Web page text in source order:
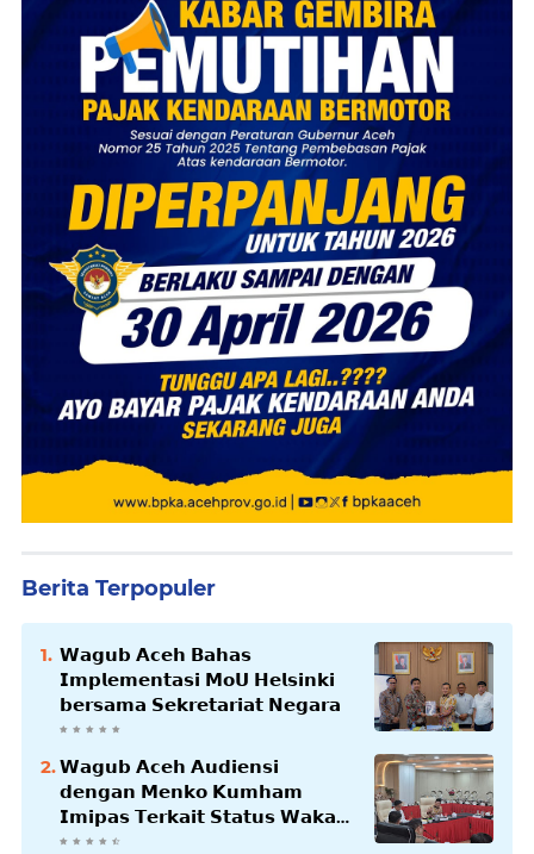
Berita Terpopuler
𝗪𝗮𝗴𝘂𝗯 𝗔𝗰𝗲𝗵 𝗕𝗮𝗵𝗮𝘀
𝗜𝗺𝗽𝗹𝗲𝗺𝗲𝗻𝘁𝗮𝘀𝗶 𝗠𝗼𝗨 𝗛𝗲𝗹𝘀𝗶𝗻𝗸𝗶
𝗯𝗲𝗿𝘀𝗮𝗺𝗮 𝗦𝗲𝗸𝗿𝗲𝘁𝗮𝗿𝗶𝗮𝘁 𝗡𝗲𝗴𝗮𝗿𝗮
𝗪𝗮𝗴𝘂𝗯 𝗔𝗰𝗲𝗵 𝗔𝘂𝗱𝗶𝗲𝗻𝘀𝗶
𝗱𝗲𝗻𝗴𝗮𝗻 𝗠𝗲𝗻𝗸𝗼 𝗞𝘂𝗺𝗵𝗮𝗺
𝗜𝗺𝗶𝗽𝗮𝘀 𝗧𝗲𝗿𝗸𝗮𝗶𝘁 𝗦𝘁𝗮𝘁𝘂𝘀 𝗪𝗮𝗸𝗮𝗳
𝗕𝗹𝗮𝗻𝗴𝗽𝗮𝗱𝗮𝗻𝗴